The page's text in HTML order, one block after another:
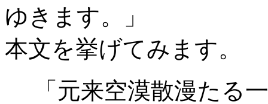
ゆきます。」
本文を挙げてみます。
「元来空漠散漫たる